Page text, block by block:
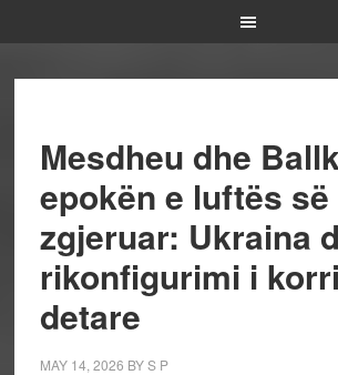
Mesdheu dhe
epokën e luftës së
zgjeruar: Ukraina
rikonfigurimi i
detare
MAY 14, 2026 BYS P